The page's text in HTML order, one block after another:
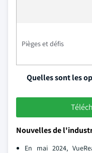
Pièges et défis
Quelles sont les
Nouvelles de
En mai 2024,